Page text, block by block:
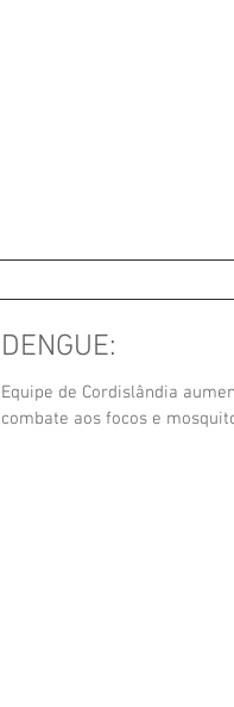
DENGUE:
Equipe de Cordislândia
combate aos focos e